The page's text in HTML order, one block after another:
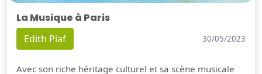
La Musique à Paris
Edith Piaf 30/05/2023
Avec son riche héritage culturel et sa scène musicale